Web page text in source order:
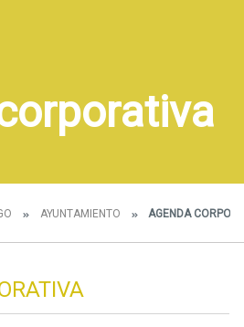
AYUNTAMIENTO AGENDA